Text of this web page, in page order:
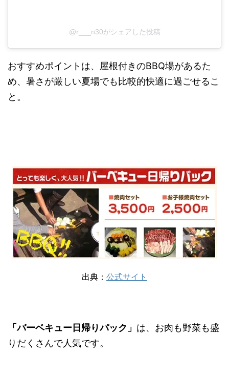
@r___n30がシェアした投稿
おすすめポイントは、屋根付きのBBQ場があるた
め、暑さが厳しい夏場でも比較的快適に過ごせるこ
と。
出典： 公式サイト
「バーベキュー日帰りパック」 は、お肉も野菜も盛
りだくさんで人気です。